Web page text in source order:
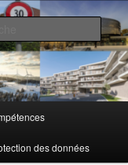
des données